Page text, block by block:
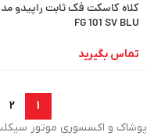
کلاه کاسکت فک ثابت راپیدو
FG 101 SV BLU
تماس بگیرید
1
2
پوشاک و اکسسوری موتور